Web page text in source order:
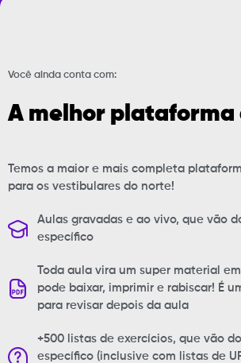
Você ainda conta com:
A melhor plataforma
Temos a maior e mais completa
para os vestibulares do norte!
Aulas gravadas e ao vivo, que vão
específico
Toda aula vira um super material
pode baixar, imprimir e rabiscar! É
para revisar depois da aula
+500 listas de exercícios, que vão
específico (inclusive com listas de